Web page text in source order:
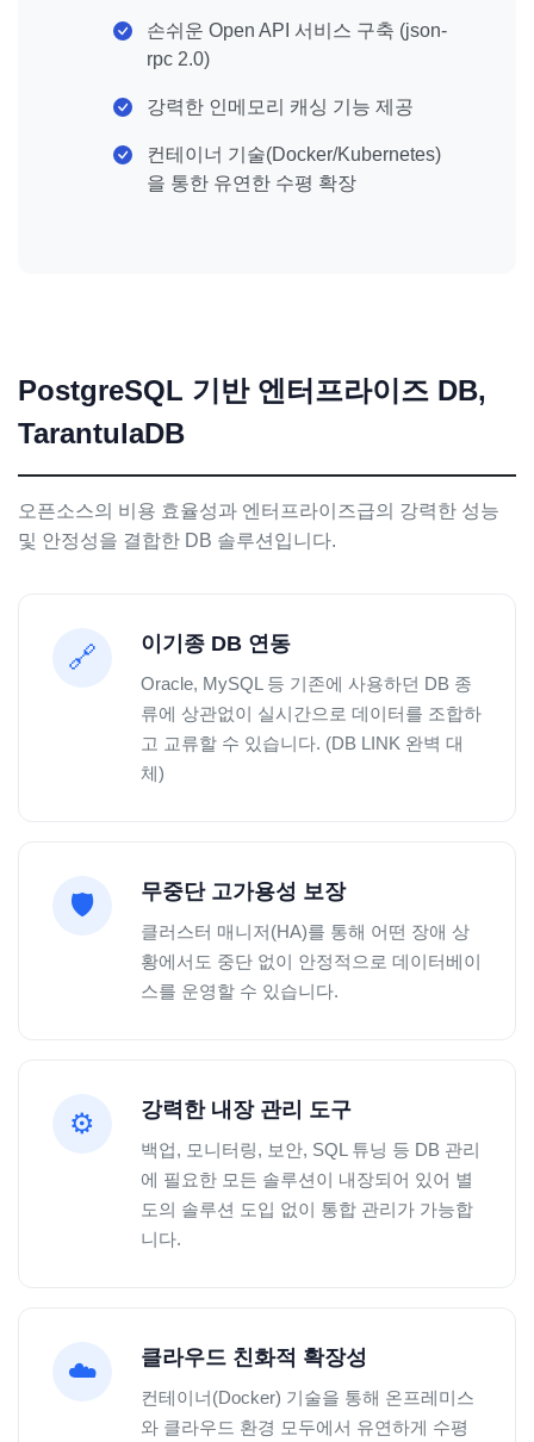
손쉬운 Open API 서비스 구축 (json-
rpc 2.0)
강력한 인메모리 캐싱 기능 제공
컨테이너 기술(Docker/Kubernetes)
을 통한 유연한 수평 확장
PostgreSQL 기반 엔터프라이즈 DB,
TarantulaDB
오픈소스의 비용 효율성과 엔터프라이즈급의 강력한 성능
및 안정성을 결합한 DB 솔루션입니다.
🔗 이기종 DB 연동
Oracle, MySQL 등 기존에 사용하던 DB 종
류에 상관없이 실시간으로 데이터를 조합하
고 교류할 수 있습니다. (DB LINK 완벽 대
체)
🛡️ 무중단 고가용성 보장
클러스터 매니저(HA)를 통해 어떤 장애 상
황에서도 중단 없이 안정적으로 데이터베이
스를 운영할 수 있습니다.
⚙️ 강력한 내장 관리 도구
백업, 모니터링, 보안, SQL 튜닝 등 DB 관리
에 필요한 모든 솔루션이 내장되어 있어 별
도의 솔루션 도입 없이 통합 관리가 가능합
니다.
☁️ 클라우드 친화적 확장성
컨테이너(Docker) 기술을 통해 온프레미스
와 클라우드 환경 모두에서 유연하게 수평